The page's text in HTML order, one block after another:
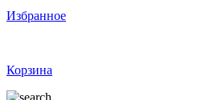
Избранное
Корзина